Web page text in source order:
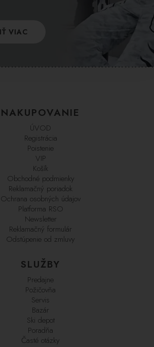
VIAC
NAKUPOVANIE
ÚVOD
Registrácia
Poistenie
VIP
Košík
Obchodné podmienky
Reklamačný poriadok
Ochrana osobných údajov
Platforma RSO
Newsletter
Reklamačný formulár
Odstúpenie od zmluvy
SLUŽBY
Predajne
Požičovňa
Servis
Bazár
Ski depot
Poradňa
Časté otázky